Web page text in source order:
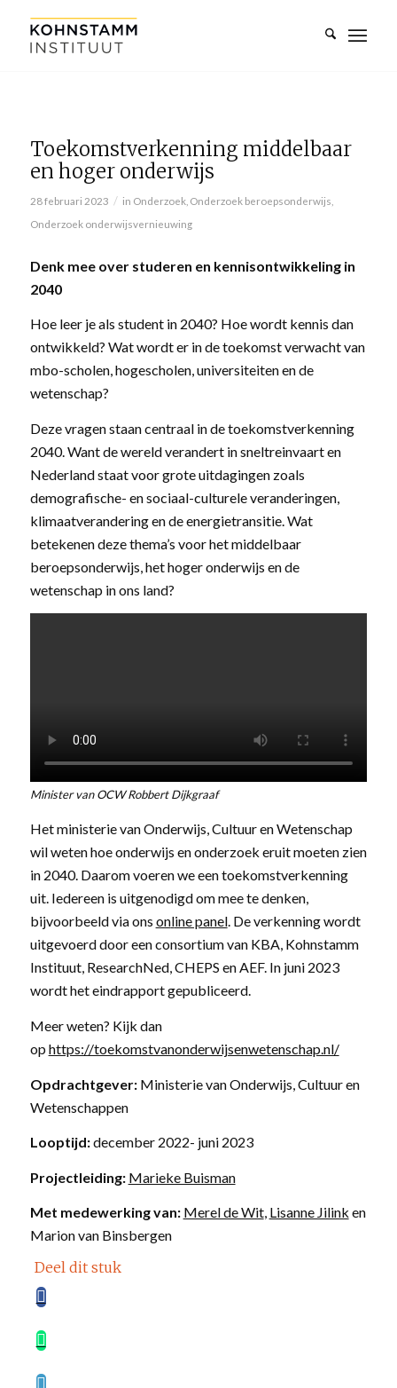
Toekomstverkenning middelbaar
en hoger onderwijs
28 februari 2023 / in Onderzoek, Onderzoek beroepsonderwijs
Onderzoek onderwijsvernieuwing
Denk mee over studeren en kennisontwikkeling in
2040
Hoe leer je als student in 2040? Hoe wordt kennis dan
ontwikkeld? Wat wordt er in de toekomst verwacht van
mbo-scholen, hogescholen, universiteiten en de
wetenschap?
Deze vragen staan centraal in de toekomstverkenning
2040. Want de wereld verandert in sneltreinvaart en
Nederland staat voor grote uitdagingen zoals
demografische- en sociaal-culturele veranderingen,
klimaatverandering en de energietransitie. Wat
betekenen deze thema’s voor het middelbaar
beroepsonderwijs, het hoger onderwijs en de
wetenschap in ons land?
Minister van OCW Robbert Dijkgraaf
Het ministerie van Onderwijs, Cultuur en Wetenschap
wil weten hoe onderwijs en onderzoek eruit moeten zien
in 2040. Daarom voeren we een toekomstverkenning
uit. Iedereen is uitgenodigd om mee te denken,
bijvoorbeeld via ons online panel. De verkenning wordt
uitgevoerd door een consortium van KBA, Kohnstamm
Instituut, ResearchNed, CHEPS en AEF. In juni 2023
wordt het eindrapport gepubliceerd.
Meer weten? Kijk dan
op https://toekomstvanonderwijsenwetenschap.nl/
Opdrachtgever: Ministerie van Onderwijs, Cultuur en
Wetenschappen
Looptijd:december 2022- juni 2023
Projectleiding: Marieke Buisman
Met medewerking van: Merel de Wit, Lisanne Jilink en
Marion van Binsbergen
Deel dit stuk